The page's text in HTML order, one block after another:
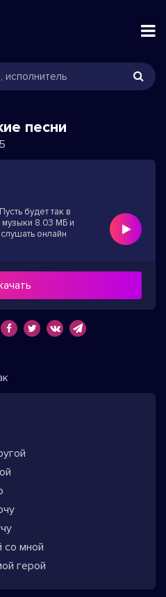
песни
будет так в
музыки 8.03 МБ и
онлайн
со мной
герой